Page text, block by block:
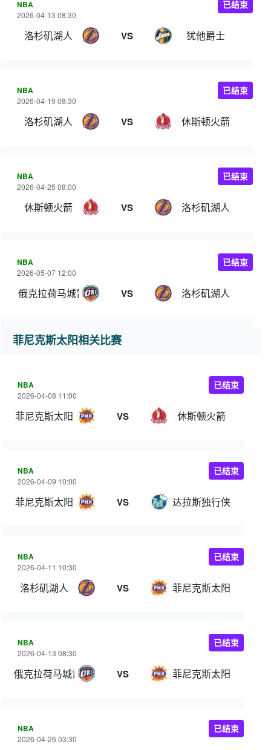
NBA
2026-04-13 08:30
洛杉矶湖人 VS 犹他爵士
已结束
NBA
2026-04-19 08:30
洛杉矶湖人 VS 休斯顿火箭
已结束
NBA
2026-04-25 08:00
休斯顿火箭 VS 洛杉矶湖人
已结束
NBA
2026-05-07 12:00
俄克拉荷马城雷霆 VS 洛杉矶湖人
已结束
菲尼克斯太阳相关比赛
NBA
2026-04-08 11:00
菲尼克斯太阳 VS 休斯顿火箭
已结束
NBA
2026-04-09 10:00
菲尼克斯太阳 VS 达拉斯独行侠
已结束
NBA
2026-04-11 10:30
洛杉矶湖人 VS 菲尼克斯太阳
已结束
NBA
2026-04-13 08:30
俄克拉荷马城雷霆 VS 菲尼克斯太阳
已结束
NBA
2026-04-26 03:30
已结束